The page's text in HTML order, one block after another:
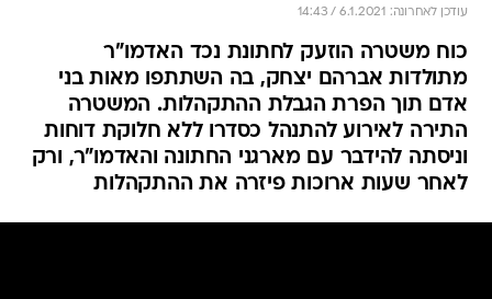
עודכן לאחרונה: 6.1.2021 / 14:43
כוח משטרה הוזעק לחתונת נכד האדמו"ר
מתולדות אברהם יצחק, בה השתתפו מאות בני
אדם תוך הפרת הגבלת ההתקהלות. המשטרה
התירה לאירוע להתנהל כסדרו ללא חלוקת דוחות
וניסתה להידבר עם מארגני החתונה והאדמו"ר, ורק
לאחר שעות ארוכות פיזרה את ההתקהלות